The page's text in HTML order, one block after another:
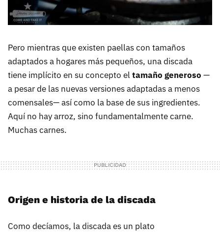
Pero mientras que existen paellas con tamaños
adaptados a hogares más pequeños, una discada
tiene implícito en su concepto el tamaño generoso —
a pesar de las nuevas versiones adaptadas a menos
comensales— así como la base de sus ingredientes.
Aquí no hay arroz, sino fundamentalmente carne.
Muchas carnes.
Origen e historia de la discada
Como decíamos, la discada es un plato